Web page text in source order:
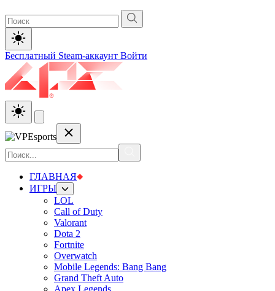
Бесплатный Steam-аккаунт Войти
ГЛАВНАЯ
ИГРЫ
LOL
Call of Duty
Valorant
Dota 2
Fortnite
Overwatch
Mobile Legends: Bang Bang
Grand Theft Auto
Apex Legends